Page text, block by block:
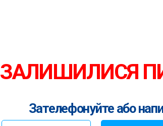
ЗАЛИШИЛИСЯ
Зателефонуйте або